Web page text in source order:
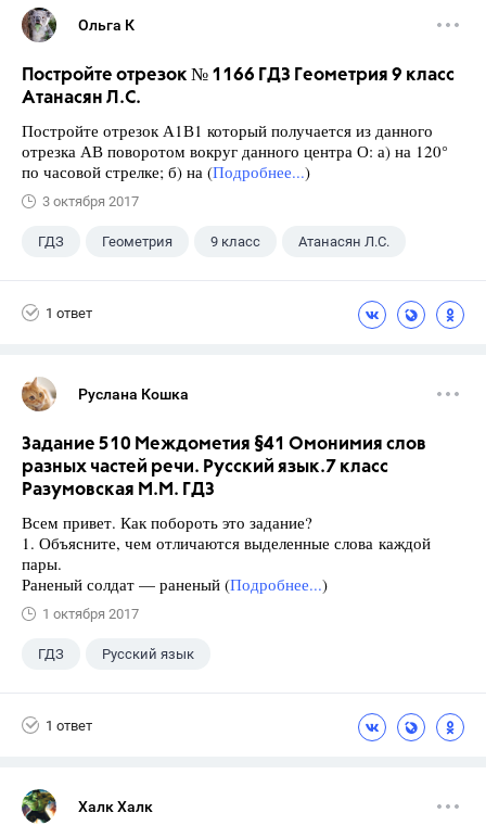
Ольга К
Постройте отрезок № 1166 ГДЗ Геометрия 9 класс
Атанасян Л.С.
Постройте отрезок А1В1 который получается из данного
отрезка АВ поворотом вокруг данного центра О: а) на 120°
по часовой стрелке; б) на (Подробнее...)
3 октября 2017
ГДЗ Геометрия 9 класс Атанасян Л.С.
1 ответ
Руслана Кошка
Задание 510 Междометия §41 Омонимия слов
разных частей речи. Русский язык.7 класс
Разумовская М.М. ГДЗ
Всем привет. Как побороть это задание?
1. Объясните, чем отличаются выделенные слова каждой
пары.
Раненый солдат — раненый (Подробнее...)
1 октября 2017
ГДЗ Русский язык
1 ответ
Халк Халк